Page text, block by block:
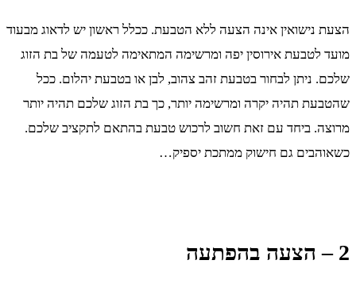
הצעת נישואין אינה הצעה ללא הטבעת. ככלל ראשון יש לדאוג מבעוד
מועד לטבעת אירוסין יפה ומרשימה המתאימה לטעמה של בת הזוג
שלכם. ניתן לבחור בטבעת זהב צהוב, לבן או בטבעת יהלום. ככל
שהטבעת תהיה יקרה ומרשימה יותר, כך בת הזוג שלכם תהיה יותר
מרוצה. ביחד עם זאת חשוב לרכוש טבעת בהתאם לתקציב שלכם.
כשאוהבים גם חישוק ממתכת יספיק…
2 – הצעה בהפתעה